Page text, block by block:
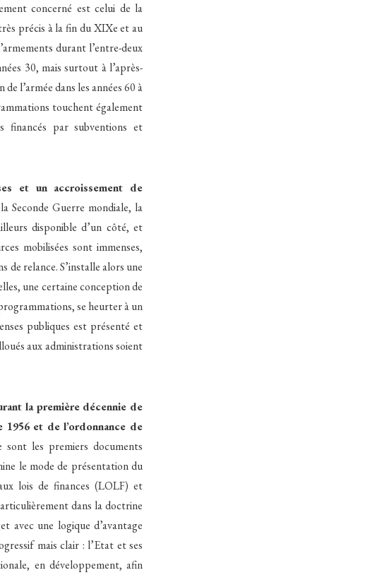
concerné est celui de la
précis à la fin du XIXe et au
durant l’entre-deux
30, mais surtout à l’après-
l’armée dans les années 60 à
touchent également
financés par subventions et
et un accroissement de
Seconde Guerre mondiale, la
disponible d’un côté, et
mobilisées sont immenses,
relance. S’installe alors une
une certaine conception de
se heurter à un
publiques est présenté et
aux administrations soient
la première décennie de
et de l’ordonnance de
sont les premiers documents
le mode de présentation du
lois de finances (LOLF) et
dans la doctrine
avec une logique d’avantage
mais clair : l’Etat et ses
en développement, afin